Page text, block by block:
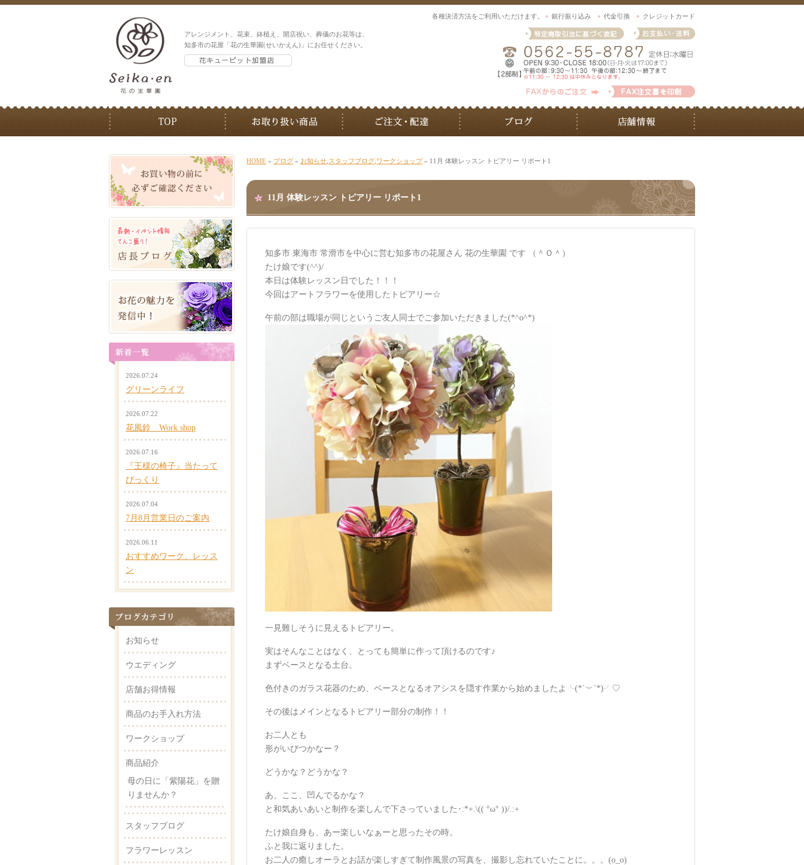
アレンジメント、花束、鉢植え、開店祝い、葬儀のお花等は、
知多市の花屋「花の生華園(せいかえん)」にお任せください。
各種決済方法をご利用いただけます。 銀行振り込み 代金引換 クレジットカード
HOME » ブログ » お知らせ スタッフブログ ワークショップ» 11月 体験レッスン トピアリー リポート1
11月 体験レッスン トピアリー リポート1
知多市 東海市 常滑市を中心に営む知多市の花屋さん 花の生華園 です （＾Ｏ＾）
たけ娘です(^^)/
本日は体験レッスン日でした！！！
今回はアートフラワーを使用したトピアリー☆
午前の部は職場が同じというご友人同士でご参加いただきました(*^o^*)
一見難しそうに見えるトピアリー。
実はそんなことはなく、とっても簡単に作って頂けるのです♪
まずベースとなる土台。
色付きのガラス花器のため、ベースとなるオアシスを隠す作業から始めましたよ╰(*´︶`*)╯♡
その後はメインとなるトピアリー部分の制作！！
お二人とも
形がいびつかなー？
どうかな？どうかな？
あ、ここ、凹んでるかな？
と和気あいあいと制作を楽しんで下さっていました･:*+.\(( °ω° ))/.:+
たけ娘自身も、あー楽しいなぁーと思ったその時。
ふと我に返りました。
お二人の癒しオーラとお話が楽しすぎて制作風景の写真を、撮影し忘れていたことに。。。(o_o)
2026.07.24
グリーンライフ
2026.07.22
花風鈴 Work shop
2026.07.16
『王様の椅子』当たって
びっくり
2026.07.04
7月8月営業日のご案内
2026.06.11
おすすめワーク、レッス
ン
お知らせ
ウエディング
店舗お得情報
商品のお手入れ方法
ワークショップ
商品紹介
母の日に「紫陽花」を贈
りませんか？
スタッフブログ
フラワーレッスン